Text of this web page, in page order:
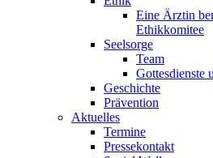
Eine Ärztin
Ethikkomitee
Seelsorge
Team
Gottesdienste
Geschichte
Prävention
Aktuelles
Termine
Pressekontakt